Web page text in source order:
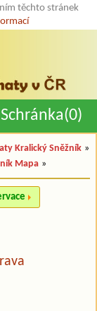
těchto stránek
Schránka(0)
Kralický Sněžník »
Mapa »